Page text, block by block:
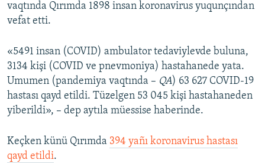
vaqtında Qırımda 1898 insan koronavirus yuqunçından
vefat etti.
«5491 insan (COVID) ambulator tedaviylevde buluna,
3134 kişi (COVID ve pnevmoniya) hastahanede yata.
Umumen (pandemiya vaqtında – QA) 63 627 COVID-19
hastası qayd etildi. Tüzelgen 53 045 kişi hastahaneden
yiberildi», – dep aytıla müessise haberinde.
Keçken künü Qırımda 394 yañı koronavirus hastası
qayd etildi.